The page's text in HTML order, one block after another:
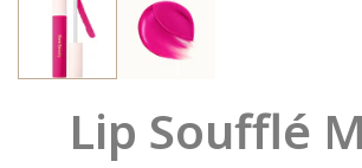
Lip Soufflé